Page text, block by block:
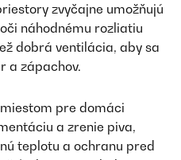
zvyčajne umožňujú
náhodnému rozliatiu
dobrá ventilácia, aby sa
a zápachov.
pre domáci
a zrenie piva,
teplotu a ochranu pred